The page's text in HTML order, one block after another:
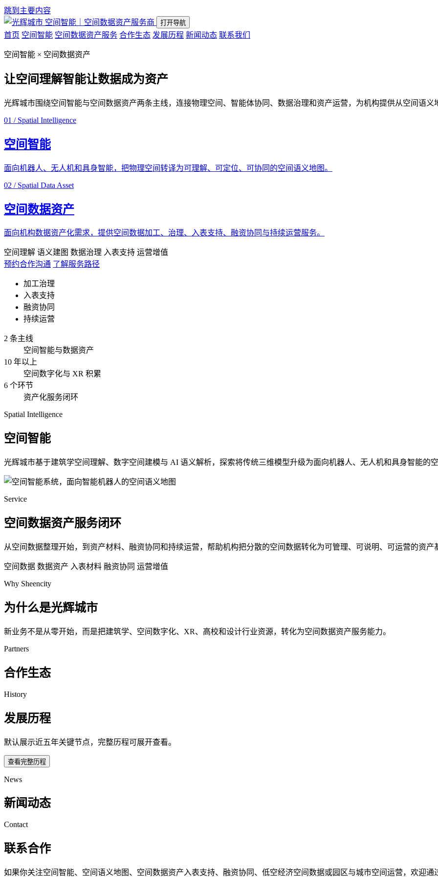
跳到主要内容
空间智能｜空间数据资产服务商
打开导航
首页 空间智能 空间数据资产服务 合作生态 发展历程 新闻动态 联系我们
空间智能 × 空间数据资产
让空间理解智能让数据成为资产
光辉城市围绕空间智能与空间数据资产两条主线，连接物理空间、智能体协同、数据治理和资产运营，为机构提供从空间语义
01 / Spatial Intelligence
空间智能
面向机器人、无人机和具身智能，把物理空间转译为可理解、可定位、可协同的空间语义地图。
02 / Spatial Data Asset
空间数据资产
面向机构数据资产化需求，提供空间数据加工、治理、入表支持、融资协同与持续运营服务。
空间理解 语义建图 数据治理 入表支持 运营增值
预约合作沟通 了解服务路径
加工治理
入表支持
融资协同
持续运营
2 条主线
空间智能与数据资产
10 年以上
空间数字化与 XR 积累
6 个环节
资产化服务闭环
Spatial Intelligence
空间智能
光辉城市基于建筑学空间理解、数字空间建模与 AI 语义解析，探索将传统三维模型升级为面向机器人、无人机和具身智能的空
Service
空间数据资产服务闭环
从空间数据整理开始，到资产材料、融资协同和持续运营，帮助机构把分散的空间数据转化为可管理、可说明、可运营的资产
空间数据 数据资产 入表材料 融资协同 运营增值
Why Sheencity
为什么是光辉城市
新业务不是从零开始，而是把建筑学、空间数字化、XR、高校和设计行业资源，转化为空间数据资产服务能力。
Partners
合作生态
History
发展历程
默认展示近五年关键节点，完整历程可展开查看。
查看完整历程
News
新闻动态
Contact
联系合作
如果你关注空间智能、空间语义地图、空间数据资产入表支持、融资协同、低空经济空间数据或园区与城市空间运营，欢迎通